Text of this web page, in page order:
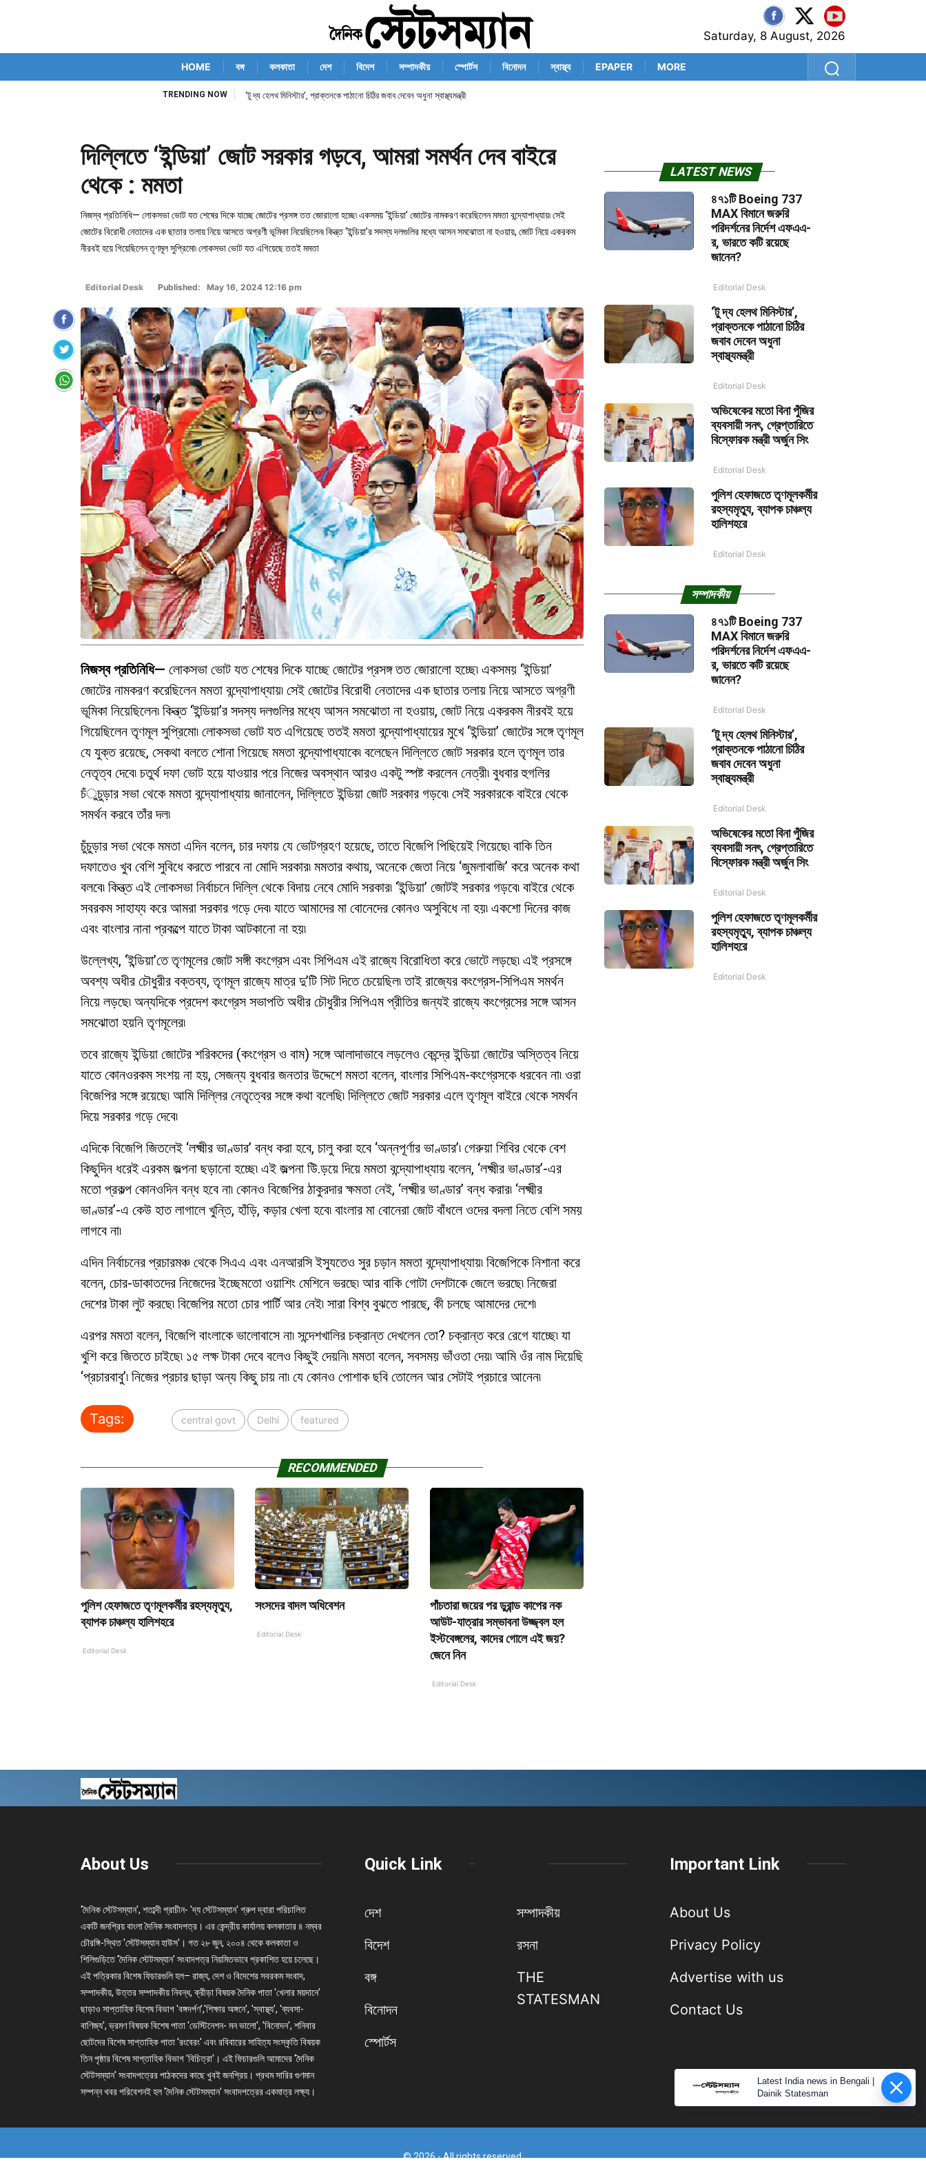
Saturday, 8 August, 2026
HOME বঙ্গ কলকাতা দেশ বিদেশ সম্পাদকীয় স্পোর্টস বিনোদন স্বাস্থ্য EPAPER MORE
TRENDING NOW ‘টু দ্য হেলথ মিনিস্টার’, প্রাক্তনকে পাঠানো চিঠির জবাব দেবেন অধুনা স্বাস্থ্যমন্ত্রী
দিল্লিতে ‘ইন্ডিয়া’ জোট সরকার গড়বে, আমরা সমর্থন দেব বাইরে
থেকে : মমতা
নিজস্ব প্রতিনিধি— লোকসভা ভোট যত শেষের দিকে যাচ্ছে জোটের প্রসঙ্গ তত জোরালো হচ্ছে৷ একসময় ‘ইন্ডিয়া’ জোটের নামকরণ করেছিলেন মমতা বন্দ্যোপাধ্যায়৷ সেই
জোটের বিরোধী নেতাদের এক ছাতার তলায় নিয়ে আসতে অগ্রণী ভূমিকা নিয়েছিলেন৷ কিন্ত্ত ‘ইন্ডিয়া’র সদস্য দলগুলির মধ্যে আসন সমঝোতা না হওয়ায়, জোট নিয়ে একরকম
নীরবই হয়ে গিয়েছিলেন তৃণমূল সুপ্রিমো৷ লোকসভা ভোট যত এগিয়েছে ততই মমতা
Editorial Desk Published: May 16, 2024 12:16 pm
নিজস্ব প্রতিনিধি— লোকসভা ভোট যত শেষের দিকে যাচ্ছে জোটের প্রসঙ্গ তত জোরালো হচ্ছে৷ একসময় ‘ইন্ডিয়া’
জোটের নামকরণ করেছিলেন মমতা বন্দ্যোপাধ্যায়৷ সেই জোটের বিরোধী নেতাদের এক ছাতার তলায় নিয়ে আসতে অগ্রণী
ভূমিকা নিয়েছিলেন৷ কিন্ত্ত ‘ইন্ডিয়া’র সদস্য দলগুলির মধ্যে আসন সমঝোতা না হওয়ায়, জোট নিয়ে একরকম নীরবই হয়ে
গিয়েছিলেন তৃণমূল সুপ্রিমো৷ লোকসভা ভোট যত এগিয়েছে ততই মমতা বন্দ্যোপাধ্যায়ের মুখে ‘ইন্ডিয়া’ জোটের সঙ্গে তৃণমূল
যে যুক্ত রয়েছে, সেকথা বলতে শোনা গিয়েছে মমতা বন্দ্যোপাধ্যাকে৷ বলেছেন দিল্লিতে জোট সরকার হলে তৃণমূল তার
নেতৃত্ব দেবে৷ চতুর্থ দফা ভোট হয়ে যাওয়ার পরে নিজের অবস্থান আরও একটু স্পষ্ট করলেন নেত্রী৷ বুধবার হুগলির
চঁুচুড়ার সভা থেকে মমতা বন্দ্যোপাধ্যায় জানালেন, দিল্লিতে ইন্ডিয়া জোট সরকার গড়বে৷ সেই সরকারকে বাইরে থেকে
সমর্থন করবে তাঁর দল৷
চুঁচুড়ার সভা থেকে মমতা এদিন বলেন, চার দফায় যে ভোটগ্রহণ হয়েছে, তাতে বিজেপি পিছিয়েই গিয়েছে৷ বাকি তিন
দফাতেও খুব বেশি সুবিধে করতে পারবে না মোদি সরকার৷ মমতার কথায়, অনেকে জেতা নিয়ে ‘জুমলাবাজি’ করে অনেক কথা
বলবে৷ কিন্ত্ত এই লোকসভা নির্বাচনে দিল্লি থেকে বিদায় নেবে মোদি সরকার৷ ‘ইন্ডিয়া’ জোটই সরকার গড়বে৷ বাইরে থেকে
সবরকম সাহায্য করে আমরা সরকার গড়ে দেব৷ যাতে আমাদের মা বোনেদের কোনও অসুবিধে না হয়৷ একশো দিনের কাজ
এবং বাংলার নানা প্রকল্পে যাতে টাকা আটকানো না হয়৷
উল্লেখ্য, ‘ইন্ডিয়া’তে তৃণমূলের জোট সঙ্গী কংগ্রেস এবং সিপিএম এই রাজ্যে বিরোধিতা করে ভোটে লড়ছে৷ এই প্রসঙ্গে
অবশ্য অধীর চৌধুরীর বক্তব্য, তৃণমূল রাজ্যে মাত্র দু’টি সিট দিতে চেয়েছিল৷ তাই রাজ্যের কংগ্রেস-সিপিএম সমর্থন
নিয়ে লড়ছে৷ অন্যদিকে প্রদেশ কংগ্রেস সভাপতি অধীর চৌধুরীর সিপিএম প্রীতির জন্যই রাজ্যে কংগ্রেসের সঙ্গে আসন
সমঝোতা হয়নি তৃণমূলের৷
তবে রাজ্যে ইন্ডিয়া জোটের শরিকদের (কংগ্রেস ও বাম) সঙ্গে আলাদাভাবে লড়লেও কেন্দ্রে ইন্ডিয়া জোটের অস্তিত্ব নিয়ে
যাতে কোনওরকম সংশয় না হয়, সেজন্য বুধবার জনতার উদ্দেশে মমতা বলেন, বাংলার সিপিএম-কংগ্রেসকে ধরবেন না৷ ওরা
বিজেপির সঙ্গে রয়েছে৷ আমি দিল্লির নেতৃত্বের সঙ্গে কথা বলেছি৷ দিল্লিতে জোট সরকার এলে তৃণমূল বাইরে থেকে সমর্থন
দিয়ে সরকার গড়ে দেবে৷
এদিকে বিজেপি জিতলেই ‘লক্ষ্মীর ভাণ্ডার’ বন্ধ করা হবে, চালু করা হবে ‘অন্নপূর্ণার ভাণ্ডার’৷ গেরুয়া শিবির থেকে বেশ
কিছুদিন ধরেই এরকম জল্পনা ছড়ানো হচ্ছে৷ এই জল্পনা উ‌ি.ড়য়ে দিয়ে মমতা বন্দ্যোপাধ্যায় বলেন, ‘লক্ষ্মীর ভাণ্ডার’-এর
মতো প্রকল্প কোনওদিন বন্ধ হবে না৷ কোনও বিজেপির ঠাকুরদার ক্ষমতা নেই, ‘লক্ষ্মীর ভাণ্ডার’ বন্ধ করার৷ ‘লক্ষ্মীর
ভাণ্ডার’-এ কেউ হাত লাগালে খুন্তি, হাঁড়ি, কড়ার খেলা হবে৷ বাংলার মা বোনেরা জোট বাঁধলে ওদের বদলা নিতে বেশি সময়
লাগবে না৷
এদিন নির্বাচনের প্রচারমঞ্চ থেকে সিএএ এবং এনআরসি ইসু্যতেও সুর চড়ান মমতা বন্দ্যোপাধ্যায়৷ বিজেপিকে নিশানা করে
বলেন, চোর-ডাকাতদের নিজেদের ইচ্ছেমতো ওয়াশিং মেশিনে ভরছে৷ আর বাকি গোটা দেশটাকে জেলে ভরছে৷ নিজেরা
দেশের টাকা লুট করছে৷ বিজেপির মতো চোর পার্টি আর নেই৷ সারা বিশ্ব বুঝতে পারছে, কী চলছে আমাদের দেশে৷
এরপর মমতা বলেন, বিজেপি বাংলাকে ভালোবাসে না৷ সন্দেশখালির চক্রান্ত দেখলেন তো? চক্রান্ত করে রেগে যাচ্ছে৷ যা
খুশি করে জিততে চাইছে৷ ১৫ লক্ষ টাকা দেবে বলেও কিছুই দেয়নি৷ মমতা বলেন, সবসময় ভাঁওতা দেয়৷ আমি ওঁর নাম দিয়েছি
‘প্রচারবাবু’৷ নিজের প্রচার ছাড়া অন্য কিছু চায় না৷ যে কোনও পোশাক ছবি তোলেন আর সেটাই প্রচারে আনেন৷
Tags: central govt Delhi featured
RECOMMENDED
পুলিশ হেফাজতে তৃণমূলকর্মীর রহস্যমৃত্যু,
ব্যাপক চাঞ্চল্য হালিশহরে
Editorial Desk
সংসদের বাদল অধিবেশন
Editorial Desk
পাঁচতারা জয়ের পর ডুরান্ড কাপের নক
আউট-যাত্রার সম্ভাবনা উজ্জ্বল হল
ইস্টবেঙ্গলের, কাদের গোলে এই জয়?
জেনে নিন
Editorial Desk
LATEST NEWS
৪৭১টি Boeing 737
MAX বিমানে জরুরি
পরিদর্শনের নির্দেশ এফএএ-
র, ভারতে কটি রয়েছে
জানেন?
Editorial Desk
‘টু দ্য হেলথ মিনিস্টার’,
প্রাক্তনকে পাঠানো চিঠির
জবাব দেবেন অধুনা
স্বাস্থ্যমন্ত্রী
Editorial Desk
অভিষেকের মতো বিনা পুঁজির
ব্যবসায়ী সনৎ, গ্রেপ্তারিতে
বিস্ফোরক মন্ত্রী অর্জুন সিং
Editorial Desk
পুলিশ হেফাজতে তৃণমূলকর্মীর
রহস্যমৃত্যু, ব্যাপক চাঞ্চল্য
হালিশহরে
Editorial Desk
সম্পাদকীয়
৪৭১টি Boeing 737
MAX বিমানে জরুরি
পরিদর্শনের নির্দেশ এফএএ-
র, ভারতে কটি রয়েছে
জানেন?
Editorial Desk
‘টু দ্য হেলথ মিনিস্টার’,
প্রাক্তনকে পাঠানো চিঠির
জবাব দেবেন অধুনা
স্বাস্থ্যমন্ত্রী
Editorial Desk
অভিষেকের মতো বিনা পুঁজির
ব্যবসায়ী সনৎ, গ্রেপ্তারিতে
বিস্ফোরক মন্ত্রী অর্জুন সিং
Editorial Desk
পুলিশ হেফাজতে তৃণমূলকর্মীর
রহস্যমৃত্যু, ব্যাপক চাঞ্চল্য
হালিশহরে
Editorial Desk
About Us
'দৈনিক স্টেটসম্যান', শতাব্দী প্রাচীন- 'দ্য স্টেটসম্যান' গ্রুপ দ্বারা পরিচালিত
একটি জনপ্রিয় বাংলা দৈনিক সংবাদপত্র। এর কেন্দ্রীয় কার্যালয় কলকাতার ৪ নম্বর
চৌরঙ্গি-স্থিত 'স্টেটসম্যান হাউস'। গত ২৮ জুন, ২০০৪ থেকে কলকাতা ও
শিলিগুড়িতে 'দৈনিক স্টেটসম্যান' সংবাদপত্র নিয়মিতভাবে প্রকাশিত হয়ে চলেছে।
এই পত্রিকার বিশেষ ফিচারগুলি হল– রাজ্য, দেশ ও বিদেশের সবরকম সংবাদ,
সম্পাদকীয়, উত্তর সম্পাদকীয় নিবন্ধ, ক্রীড়া বিষয়ক দৈনিক পাতা 'খেলার ময়দানে'
ছাড়াও সাপ্তাহিক বিশেষ বিভাগ 'বঙ্গদর্পণ','শিক্ষার অঙ্গনে', 'স্বাস্থ্য', 'ব্যবসা-
বাণিজ্য', ভ্রমণ বিষয়ক বিশেষ পাতা 'ডেস্টিনেশন- মন ভালো', 'বিনোদন', শনিবার
ছোটদের বিশেষ সাপ্তাহিক পাতা 'রংবেরং' এবং রবিবারের সাহিত্য সংস্কৃতি বিষয়ক
তিন পৃষ্ঠার বিশেষ সাপ্তাহিক বিভাগ 'বিচিত্রা'। এই ফিচারগুলি আমাদের 'দৈনিক
স্টেটসম্যান' সংবাদপত্রের পাঠকদের কাছে খুবই জনপ্রিয়। প্রথম সারির গুণমান
সম্পন্ন খবর পরিবেশনই হল 'দৈনিক স্টেটসম্যান' সংবাদপত্রের একমাত্র লক্ষ্য।
Quick Link
দেশ
বিদেশ
বঙ্গ
বিনোদন
স্পোর্টস
সম্পাদকীয়
রসনা
THE
STATESMAN
Important Link
About Us
Privacy Policy
Advertise with us
Contact Us
© 2026 - All rights reserved.
Latest India news in Bengali |
Dainik Statesman